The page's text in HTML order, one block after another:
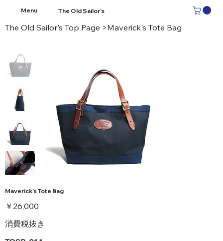
The Old Sailor's
Menu
The Old Sailor's Top Page >Maverick's Tote Bag
Maverick's Tote Bag
価
格
￥26,000
消費税抜き